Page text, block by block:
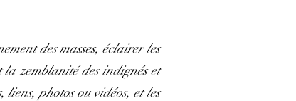
des masses, éclairer les
zemblanité des indignés et
photos ou vidéos, et les